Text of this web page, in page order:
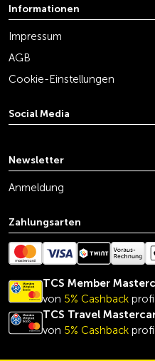
Informationen
Impressum
AGB
Cookie-Einstellungen
Social Media
Newsletter
Anmeldung
Zahlungsarten
TCS Member
von 5% Cashback
TCS Travel
von 5% Cashback